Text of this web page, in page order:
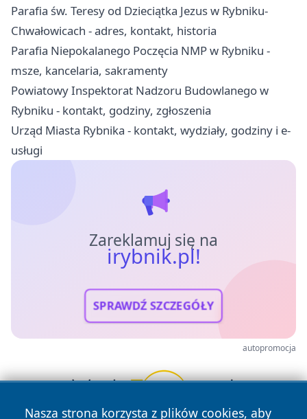
Parafia św. Teresy od Dzieciątka Jezus w Rybniku-
Chwałowicach - adres, kontakt, historia
Parafia Niepokalanego Poczęcia NMP w Rybniku -
msze, kancelaria, sakramenty
Powiatowy Inspektorat Nadzoru Budowlanego w
Rybniku - kontakt, godziny, zgłoszenia
Urząd Miasta Rybnika - kontakt, wydziały, godziny i e-
usługi
Zareklamuj się na
irybnik.pl!
SPRAWDŹ SZCZEGÓŁY
autopromocja
Nasza strona korzysta z plików cookies, aby